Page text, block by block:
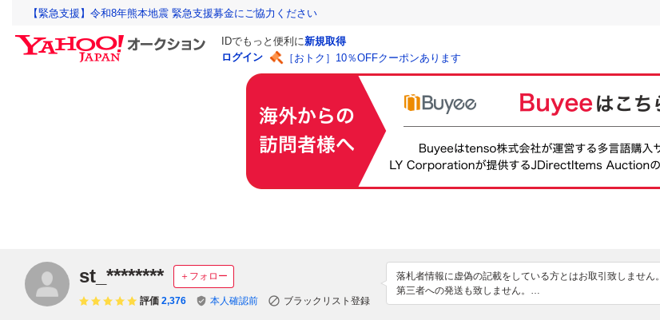
【緊急支援】令和8年熊本地震 緊急支援募金にご協力ください
IDでもっと便利に新規取得
ログイン
［おトク］10％OFFクーポンあります
st_******** ＋フォロー
評価 2,376 本人確認前 ブラックリスト登録
落札者情報に虚偽の記載をしている方とはお取引致しません。
第三者への発送も致しません。
商品IDや管理番号の記載は行いません。